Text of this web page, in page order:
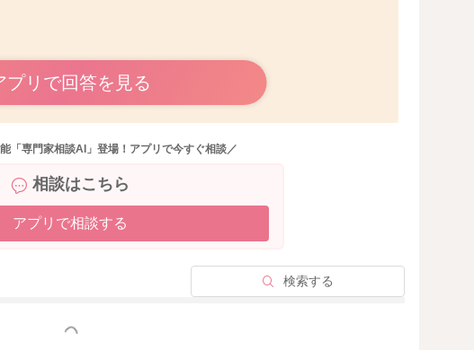
ありますので、お写真を拝見させていただいたことだけで、判
えてしまうことになりますので、診断を行うことはできないこ
プリで回答を見る
「専門家相談AI」登場！アプリで今すぐ相談／
相談はこちら
アプリで相談する
検索する
もっと見る